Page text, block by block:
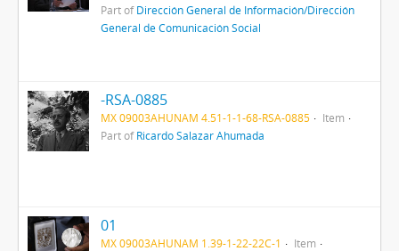
Part ofDirección General de Información/Dirección
General de Comunicación Social
-RSA-0885
MX 09003AHUNAM 4.51-1-1-68-RSA-0885
Item
Part ofRicardo Salazar Ahumada
01
MX 09003AHUNAM 1.39-1-22-22C-1
Item